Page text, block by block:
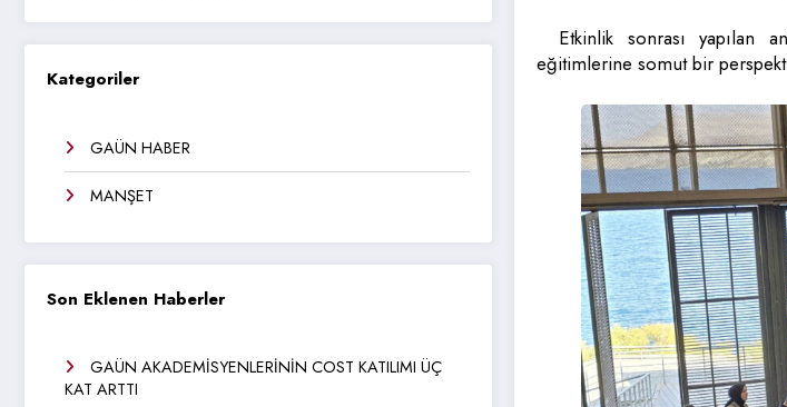
Kategoriler
GAÜN HABER
MANŞET
Son Eklenen Haberler
GAÜN AKADEMİSYENLERİNİN COST KATILIMI ÜÇ
KAT ARTTI
Etkinlik sonrası yapılan
eğitimlerine somut bir